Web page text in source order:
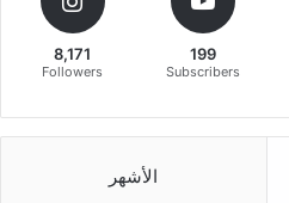
199
Subscribers
8,171
Followers
الأشهر